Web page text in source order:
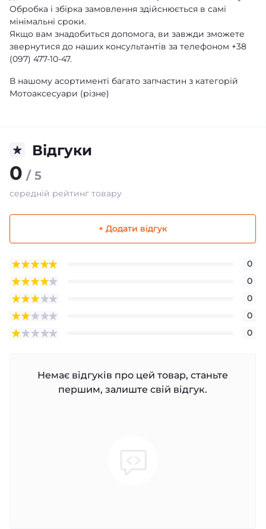
Обробка і збірка замовлення здійснюється в самі
мінімальні сроки.
Якщо вам знадобиться допомога, ви завжди зможете
звернутися до наших консультантів за телефоном +38
(097) 477-10-47.
В нашому асортименті багато запчастин з категорій
Мотоаксесуари (різне)
Відгуки
0 / 5
середній рейтинг товару
+ Додати відгук
0
0
0
0
0
Немає відгуків про цей товар, станьте
першим, залиште свій відгук.